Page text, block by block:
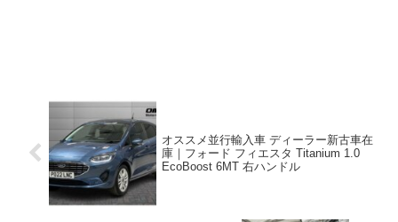
オススメ並行輸入車 ディーラー新古車在
庫｜フォード フィエスタ Titanium 1.0
EcoBoost 6MT 右ハンドル